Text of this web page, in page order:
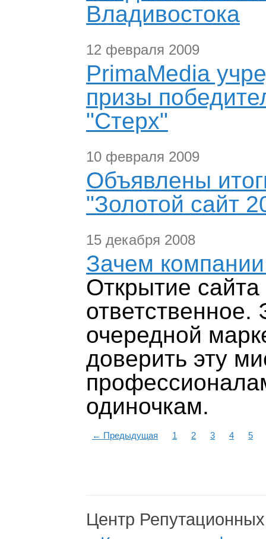
Владивостока
12 февраля 2009
PrimaMedia
призы
"Стерх"
10 февраля 2009
Объявлены
"Золотой сайт
15 декабря 2008
Зачем
Открытие
очередной
доверить эту
одиночкам.
← Предыдущая 1 2 3 4 5
Центр